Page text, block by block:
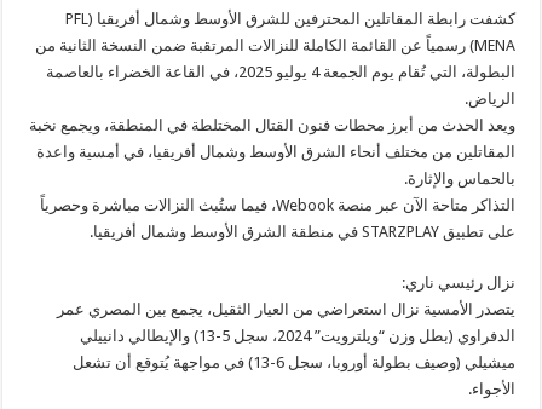
كشفت رابطة المقاتلين المحترفين للشرق الأوسط وشمال أفريقيا (PFL
MENA) رسمياً عن القائمة الكاملة للنزالات المرتقبة ضمن النسخة الثانية من
البطولة، التي تُقام يوم الجمعة 4 يوليو 2025، في القاعة الخضراء بالعاصمة
الرياض.
ويعد الحدث من أبرز محطات فنون القتال المختلطة في المنطقة، ويجمع نخبة
المقاتلين من مختلف أنحاء الشرق الأوسط وشمال أفريقيا، في أمسية واعدة
بالحماس والإثارة.
التذاكر متاحة الآن عبر منصة Webook، فيما ستُبث النزالات مباشرة وحصرياً
على تطبيق STARZPLAY في منطقة الشرق الأوسط وشمال أفريقيا.
نزال رئيسي ناري:
يتصدر الأمسية نزال استعراضي من العيار الثقيل، يجمع بين المصري عمر
الدفراوي (بطل وزن “ويلترويت” 2024، سجل 5-13) والإيطالي دانييلي
ميشيلي (وصيف بطولة أوروبا، سجل 6-13) في مواجهة يُتوقع أن تشعل
الأجواء.